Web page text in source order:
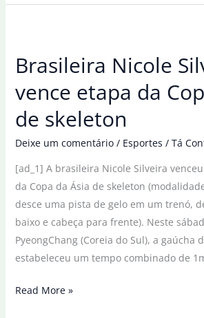
de
e
embarcam
para
Brasileira Nicole
vence etapa da
de skeleton
Deixe um comentário / Esportes / Tá
[ad_1] A brasileira Nicole Silveira
da Copa da Ásia de skeleton
desce uma pista de gelo em um trenó,
baixo e cabeça para frente). Neste
PyeongChang (Coreia do Sul), a gaúcha
estabeleceu um tempo combinado de
Brasileira
Read More »